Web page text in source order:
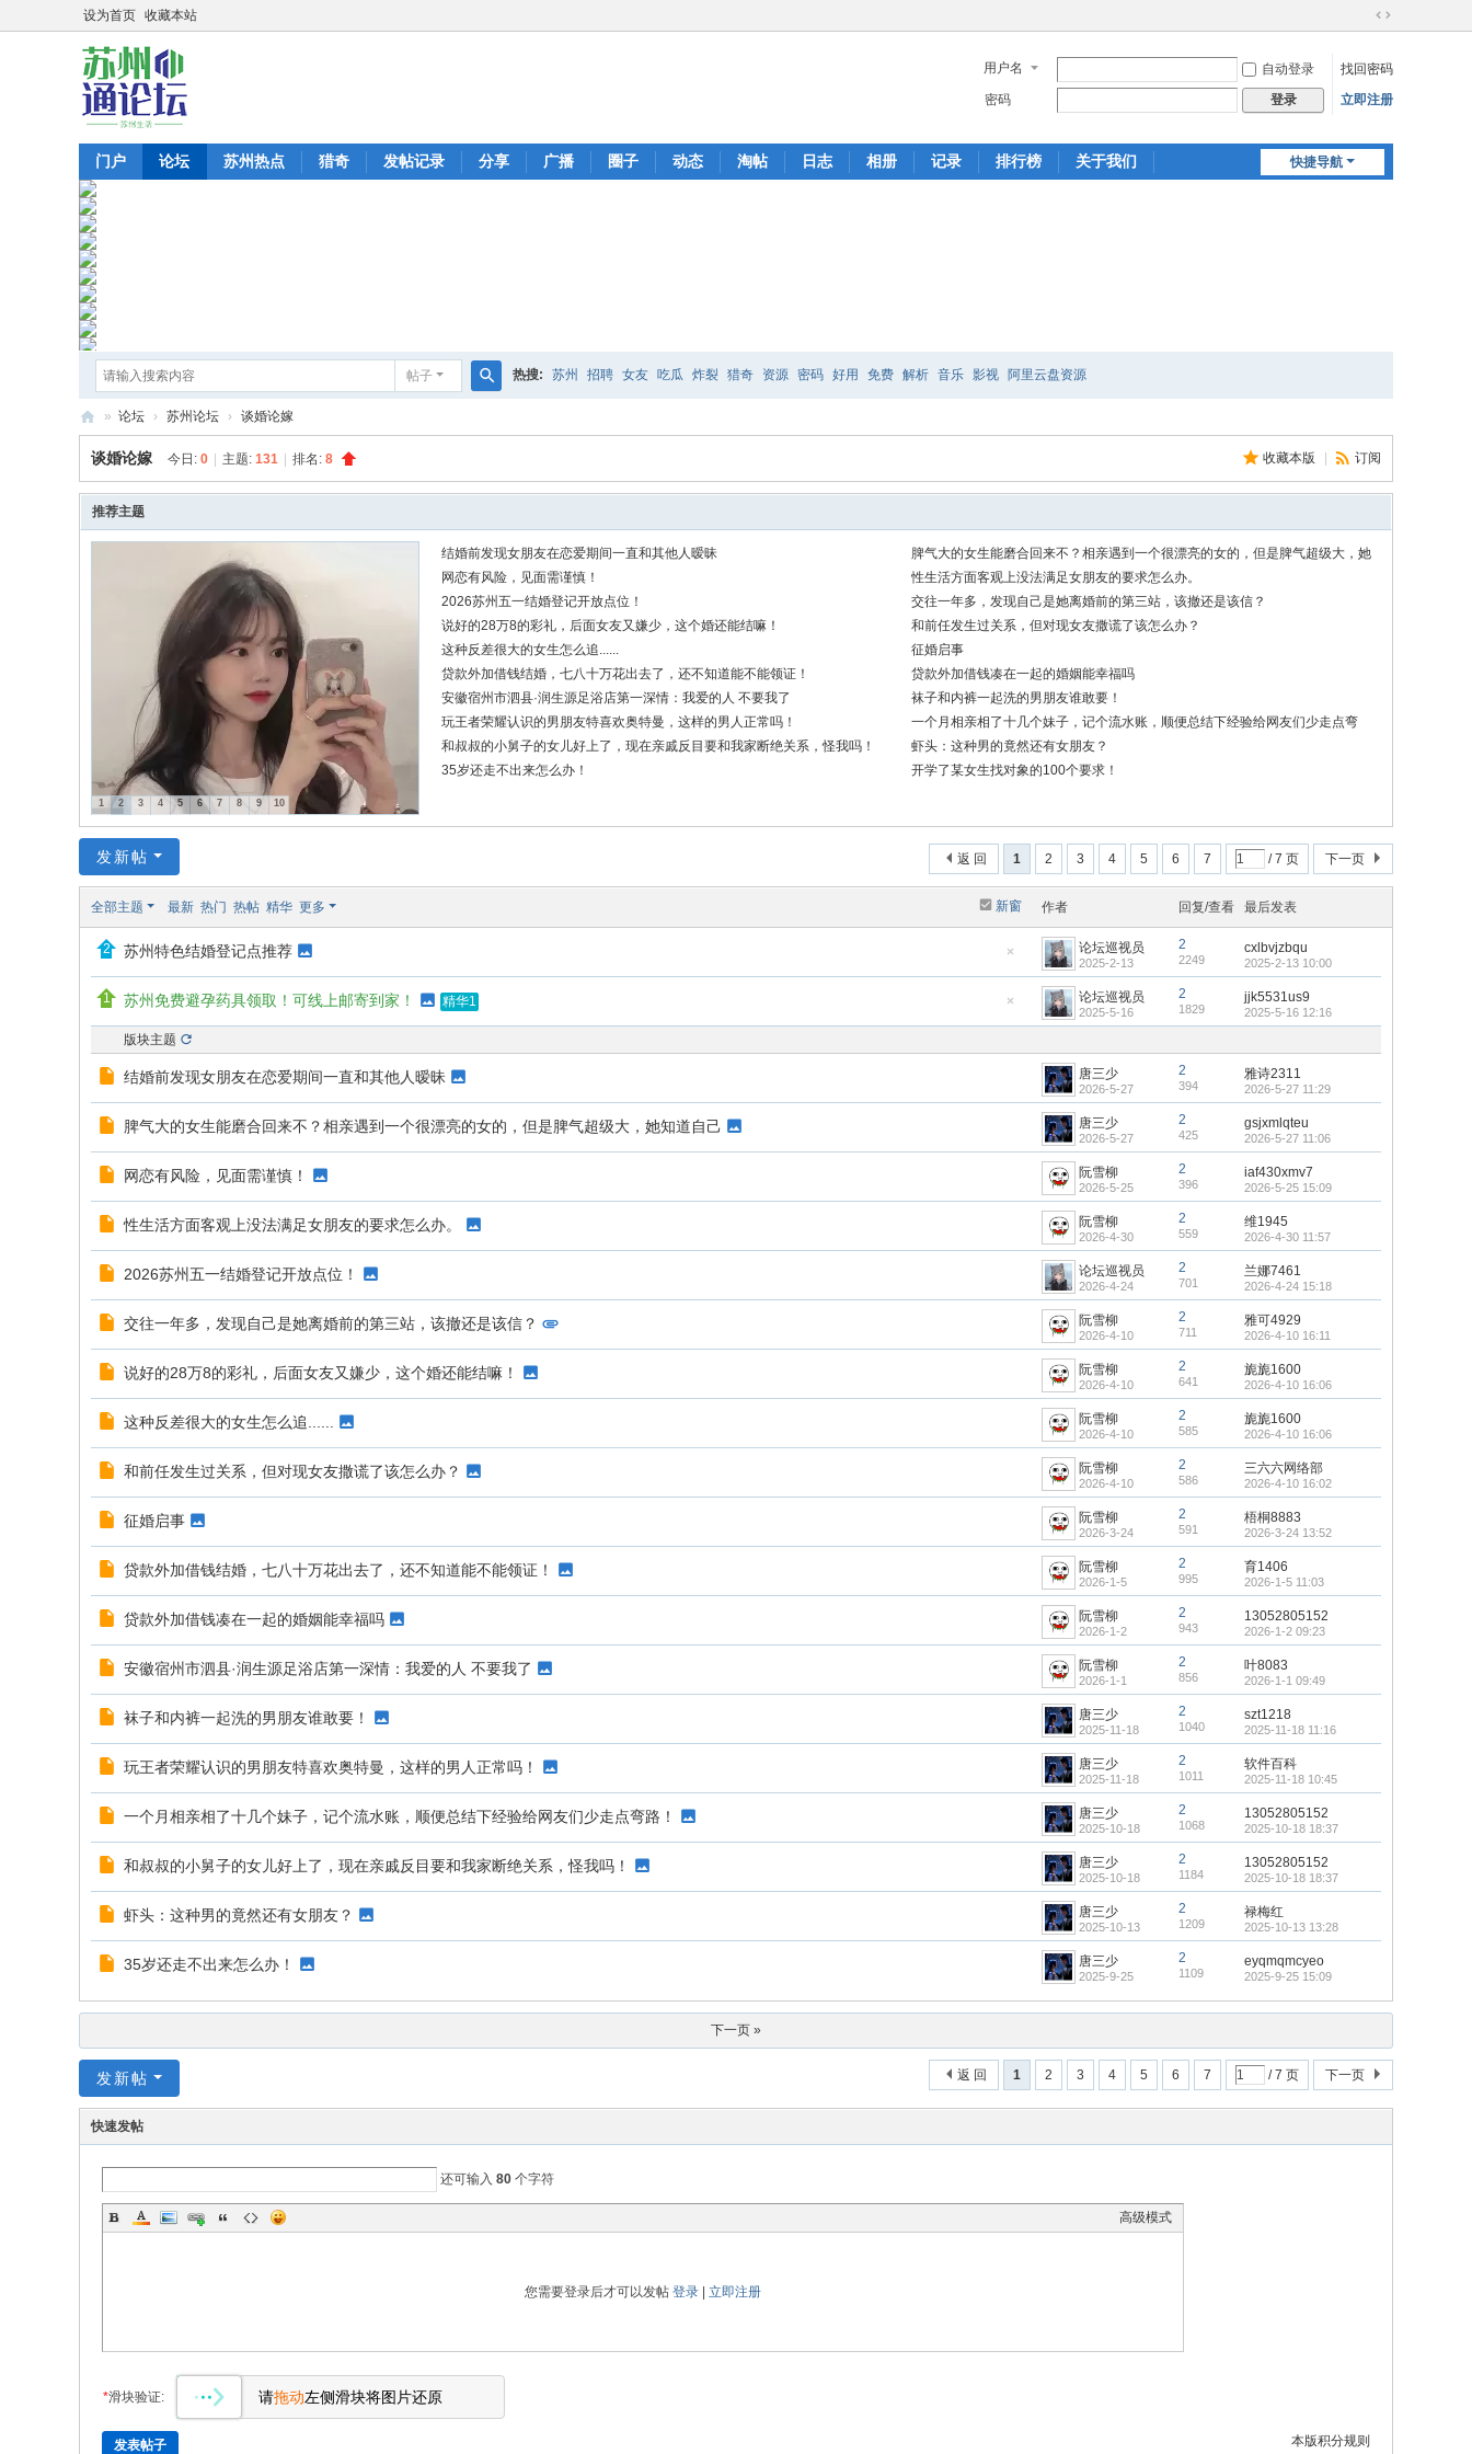
设为首页 收藏本站
切
到
宽
用户名 自动登录
找回密码
密码
登录 立即注册
快捷导航
门户 论坛 苏州热点 猎奇 发帖记录 分享 广播 圈子 动态 淘帖 日志 相册 记录 排行榜 关于我们
帖子
索
热搜: 苏州 招聘 女友 吃瓜 炸裂 猎奇 资源 密码 好用 免费 解析 音乐 影视 阿里云盘资源
苏
州
通
论
» 论坛 › 苏州论坛 › 谈婚论嫁
收藏本版 订阅
谈婚论嫁 今日: 0 主题: 131 排名: 8
推荐主题
1 2 3 4 5 6 7 8 9 10
结婚前发现女朋友在恋爱期间一直和其他人暧昧
脾气大的女生能磨合回来不？相亲遇到一个很漂亮的女的，但是脾气超级大，她
知道自己
网恋有风险，见面需谨慎！
性生活方面客观上没法满足女朋友的要求怎么办。
2026苏州五一结婚登记开放点位！
交往一年多，发现自己是她离婚前的第三站，该撤还是该信？
说好的28万8的彩礼，后面女友又嫌少，这个婚还能结嘛！
和前任发生过关系，但对现女友撒谎了该怎么办？
这种反差很大的女生怎么追......
征婚启事
贷款外加借钱结婚，七八十万花出去了，还不知道能不能领证！
贷款外加借钱凑在一起的婚姻能幸福吗
安徽宿州市泗县·润生源足浴店第一深情：我爱的人 不要我了
袜子和内裤一起洗的男朋友谁敢要！
玩王者荣耀认识的男朋友特喜欢奥特曼，这样的男人正常吗！
一个月相亲相了十几个妹子，记个流水账，顺便总结下经验给网友们少走点弯
路！
和叔叔的小舅子的女儿好上了，现在亲戚反目要和我家断绝关系，怪我吗！
虾头：这种男的竟然还有女朋友？
​35岁还走不出来怎么办！
开学了某女生找对象的100个要求！
1 2 3 4 5 6 7 / 7 页 下一页
返 回
发新帖
新窗
全部主题 最新 热门 热帖 精华 更多 作者 回复/查看 最后发表
藏
顶
苏州特色结婚登记点推荐 论坛巡视员
2025-2-13
2
2249
cxlbvjzbqu
2025-2-13 10:00
藏
顶
苏州免费避孕药具领取！可线上邮寄到家！ 精华1 论坛巡视员
2025-5-16
2
1829
jjk5531us9
2025-5-16 12:16
版块主题
结婚前发现女朋友在恋爱期间一直和其他人暧昧 唐三少
2026-5-27
2
394
雅诗2311
2026-5-27 11:29
脾气大的女生能磨合回来不？相亲遇到一个很漂亮的女的，但是脾气超级大，她知道自己 唐三少
2026-5-27
2
425
gsjxmlqteu
2026-5-27 11:06
网恋有风险，见面需谨慎！ 阮雪柳
2026-5-25
2
396
iaf430xmv7
2026-5-25 15:09
性生活方面客观上没法满足女朋友的要求怎么办。 阮雪柳
2026-4-30
2
559
维1945
2026-4-30 11:57
2026苏州五一结婚登记开放点位！ 论坛巡视员
2026-4-24
2
701
兰娜7461
2026-4-24 15:18
交往一年多，发现自己是她离婚前的第三站，该撤还是该信？ 阮雪柳
2026-4-10
2
711
雅可4929
2026-4-10 16:11
说好的28万8的彩礼，后面女友又嫌少，这个婚还能结嘛！ 阮雪柳
2026-4-10
2
641
旎旎1600
2026-4-10 16:06
这种反差很大的女生怎么追...... 阮雪柳
2026-4-10
2
585
旎旎1600
2026-4-10 16:06
和前任发生过关系，但对现女友撒谎了该怎么办？ 阮雪柳
2026-4-10
2
586
三六六网络部
2026-4-10 16:02
征婚启事 阮雪柳
2026-3-24
2
591
梧桐8883
2026-3-24 13:52
贷款外加借钱结婚，七八十万花出去了，还不知道能不能领证！ 阮雪柳
2026-1-5
2
995
育1406
2026-1-5 11:03
贷款外加借钱凑在一起的婚姻能幸福吗 阮雪柳
2026-1-2
2
943
13052805152
2026-1-2 09:23
安徽宿州市泗县·润生源足浴店第一深情：我爱的人 不要我了 阮雪柳
2026-1-1
2
856
叶8083
2026-1-1 09:49
袜子和内裤一起洗的男朋友谁敢要！ 唐三少
2025-11-18
2
1040
szt1218
2025-11-18 11:16
玩王者荣耀认识的男朋友特喜欢奥特曼，这样的男人正常吗！ 唐三少
2025-11-18
2
1011
软件百科
2025-11-18 10:45
一个月相亲相了十几个妹子，记个流水账，顺便总结下经验给网友们少走点弯路！ 唐三少
2025-10-18
2
1068
13052805152
2025-10-18 18:37
和叔叔的小舅子的女儿好上了，现在亲戚反目要和我家断绝关系，怪我吗！ 唐三少
2025-10-18
2
1184
13052805152
2025-10-18 18:37
虾头：这种男的竟然还有女朋友？ 唐三少
2025-10-13
2
1209
禄梅红
2025-10-13 13:28
​35岁还走不出来怎么办！ 唐三少
2025-9-25
2
1109
eyqmqmcyeo
2025-9-25 15:09
下一页 »
1 2 3 4 5 6 7 / 7 页 下一页
返 回
发新帖
快速发帖
还可输入 80 个字符
高级模式
您需要登录后才可以发帖 登录 立即注册
*滑块验证: 请拖动左侧滑块将图片还原
本版积分规则
发表帖子